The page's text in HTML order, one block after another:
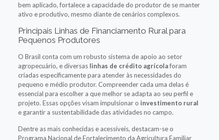
bem aplicado, fortalece a capacidade do produtor de se manter
ativo e produtivo, mesmo diante de cenários complexos.
Principais Linhas de Financiamento Rural para
Pequenos Produtores
O Brasil conta com um robusto sistema de apoio ao setor
agropecuário, e diversas linhas de crédito agrícolaforam
criadas especificamente para atender às necessidades do
pequeno e médio produtor. Compreender cada uma delas é
essencial para escolher a que melhor se adapta ao seu perfil e
projeto. Essas opções visam impulsionar o investimento rural
e garantir a sustentabilidade das atividades no campo.
Dentre as mais conhecidas e acessíveis, destacam-se o
Programa Nacional de Fortalecimento da Agricultura Familiar